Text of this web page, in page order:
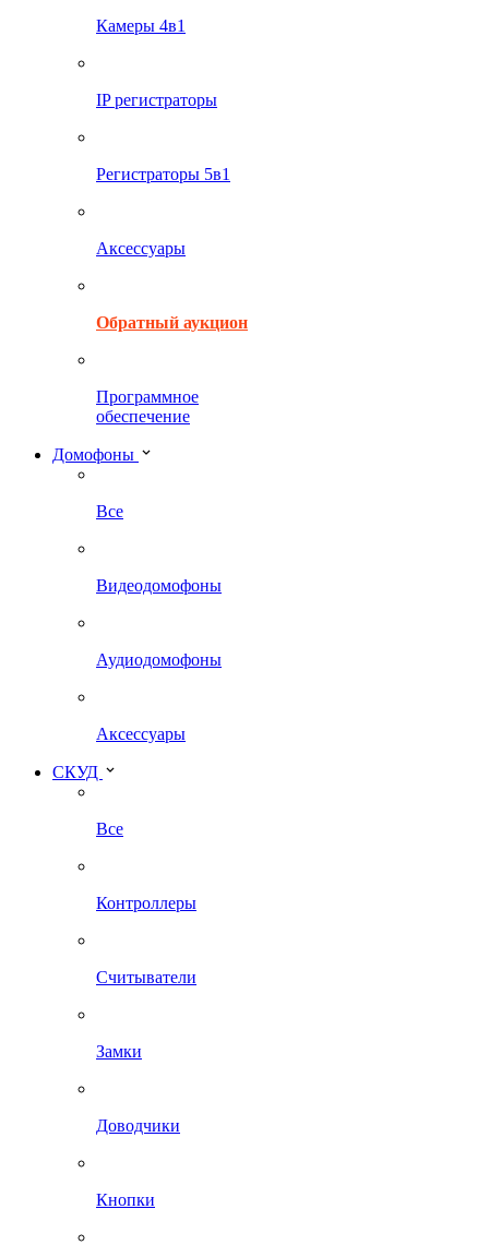
Камеры 4в1
IP регистраторы
Регистраторы 5в1
Аксессуары
Обратный аукцион
Программное
обеспечение
Домофоны
Все
Видеодомофоны
Аудиодомофоны
Аксессуары
СКУД
Все
Контроллеры
Считыватели
Замки
Доводчики
Кнопки